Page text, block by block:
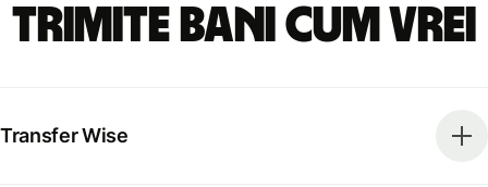
Trimite bani cum vrei
Transfer Wise